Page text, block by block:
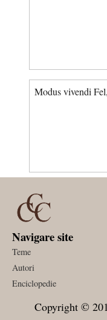
Modus vivendi
Navigare site
Teme
Autori
Enciclopedie
Copyright ©